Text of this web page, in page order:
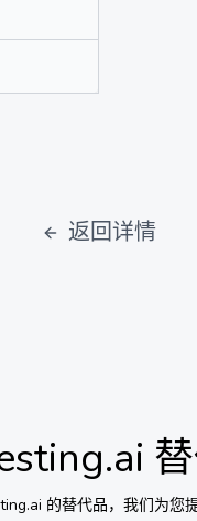
返回详情
的替代品，我们为您